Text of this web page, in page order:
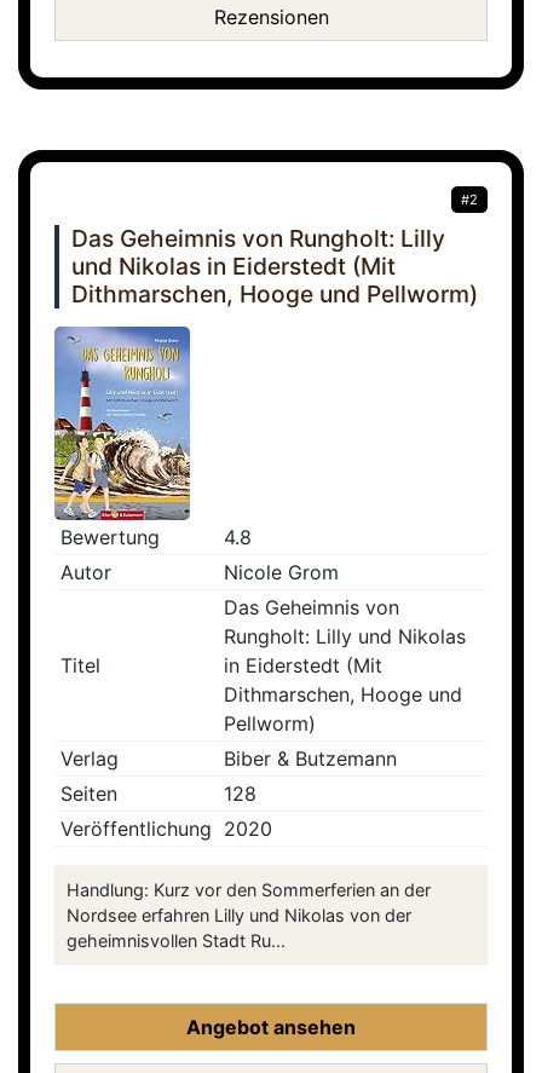
Rezensionen
#2
Das Geheimnis von Rungholt: Lilly
und Nikolas in Eiderstedt (Mit
Dithmarschen, Hooge und Pellworm)
Bewertung
4.8
Autor
Nicole Grom
Titel
Das Geheimnis von
Rungholt: Lilly und Nikolas
in Eiderstedt (Mit
Dithmarschen, Hooge und
Pellworm)
Verlag
Biber & Butzemann
Seiten
128
Veröffentlichung 2020
Handlung: Kurz vor den Sommerferien an der
Nordsee erfahren Lilly und Nikolas von der
geheimnisvollen Stadt Ru...
Angebot ansehen